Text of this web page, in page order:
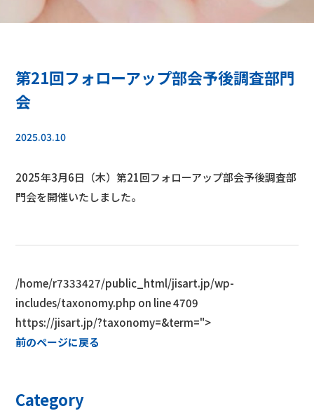
第21回フォローアップ部会予後調査部門
会
2025.03.10
2025年3月6日（木）第21回フォローアップ部会予後調査部
門会を開催いたしました。
/home/r7333427/public_html/jisart.jp/wp-
includes/taxonomy.php on line4709
https://jisart.jp/?taxonomy=&term=">
前のページに戻る
Category